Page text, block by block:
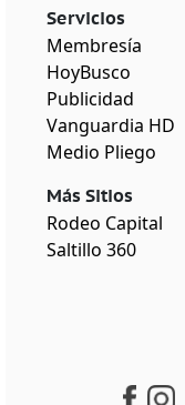
Servicios
Membresía
HoyBusco
Publicidad
Vanguardia HD
Medio Pliego
Más Sitios
Rodeo Capital
Saltillo 360